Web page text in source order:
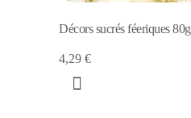
Décors sucrés féeriques 80g
4,29 €